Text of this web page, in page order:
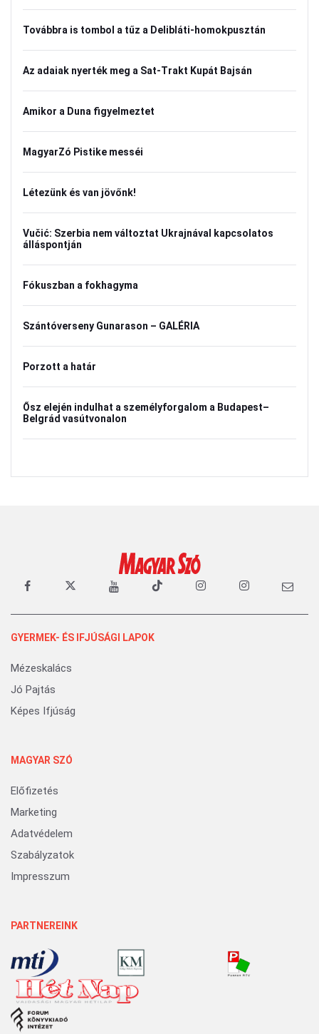
Továbbra is tombol a tűz a Delibláti-homokpusztán
Az adaiak nyerték meg a Sat-Trakt Kupát Bajsán
Amikor a Duna figyelmeztet
MagyarZó Pistike messéi
Létezünk és van jövőnk!
Vučić: Szerbia nem változtat Ukrajnával kapcsolatos
álláspontján
Fókuszban a fokhagyma
Szántóverseny Gunarason – GALÉRIA
Porzott a határ
Ősz elején indulhat a személyforgalom a Budapest–
Belgrád vasútvonalon
GYERMEK- ÉS IFJÚSÁGI LAPOK
Mézeskalács
Jó Pajtás
Képes Ifjúság
MAGYAR SZÓ
Előfizetés
Marketing
Adatvédelem
Szabályzatok
Impresszum
PARTNEREINK